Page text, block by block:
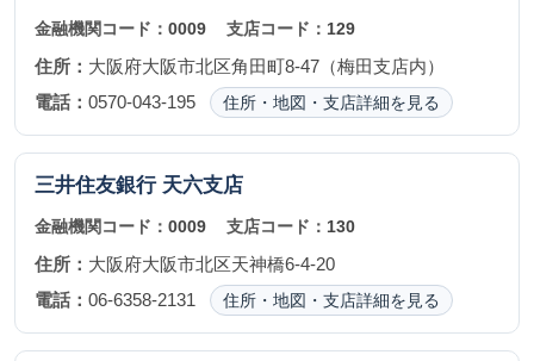
金融機関コード： 0009 支店コード： 129
住所： 大阪府大阪市北区角田町8-47（梅田支店内）
電話： 0570-043-195 住所・地図・支店詳細を見る
三井住友銀行 天六支店
金融機関コード： 0009 支店コード： 130
住所： 大阪府大阪市北区天神橋6-4-20
電話： 06-6358-2131 住所・地図・支店詳細を見る